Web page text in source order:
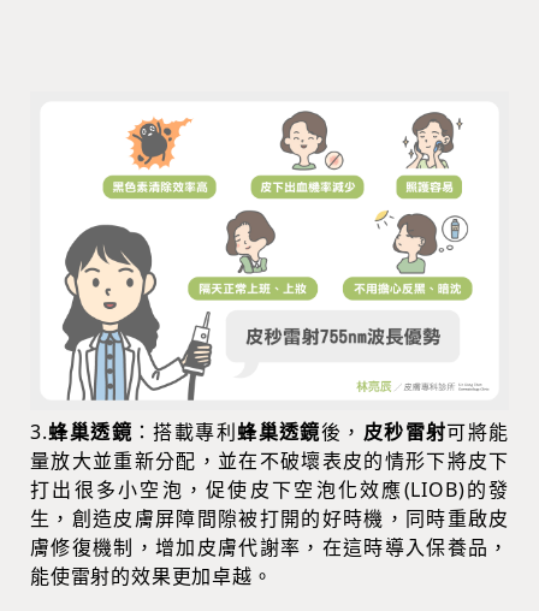
3.蜂巢透鏡：搭載專利蜂巢透鏡後， 皮秒雷射可將能
量放大並重新分配，並在不破壞表皮的情形下將皮下
打出很多小空泡，促使皮下空泡化效應(LIOB)的發
生，創造皮膚屏障間隙被打開的好時機，同時重啟皮
膚修復機制，增加皮膚代謝率，在這時導入保養品，
能使雷射的效果更加卓越。